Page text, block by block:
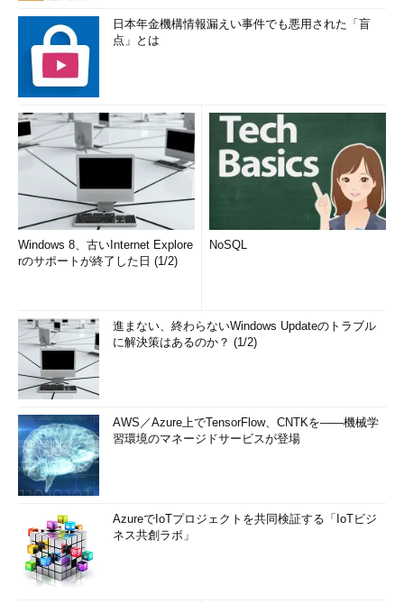
日本年金機構情報漏えい事件でも悪用された「盲
点」とは
Windows 8、古いInternet Explore
rのサポートが終了した日 (1/2)
NoSQL
進まない、終わらないWindows Updateのトラブル
に解決策はあるのか？ (1/2)
AWS／Azure上でTensorFlow、CNTKを――機械学
習環境のマネージドサービスが登場
AzureでIoTプロジェクトを共同検証する「IoTビジ
ネス共創ラボ」